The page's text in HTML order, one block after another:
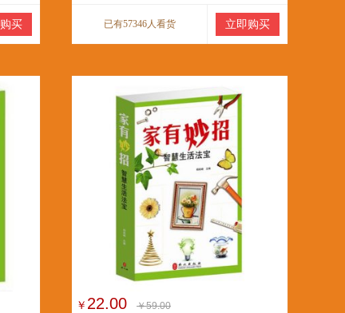
买 已有57346人看货 立即购买
￥ 22.00
￥59.00